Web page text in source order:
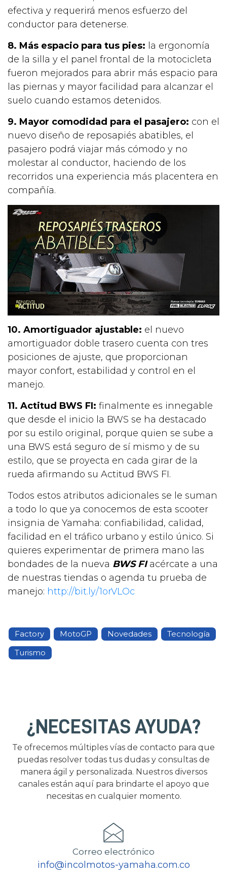
efectiva y requerirá menos esfuerzo del
conductor para detenerse.
8. Más espacio para tus pies: la ergonomía
de la silla y el panel frontal de la motocicleta
fueron mejorados para abrir más espacio para
las piernas y mayor facilidad para alcanzar el
suelo cuando estamos detenidos.
9. Mayor comodidad para el pasajero: con el
nuevo diseño de reposapiés abatibles, el
pasajero podrá viajar más cómodo y no
molestar al conductor, haciendo de los
recorridos una experiencia más placentera en
compañía.
10. Amortiguador ajustable: el nuevo
amortiguador doble trasero cuenta con tres
posiciones de ajuste, que proporcionan
mayor confort, estabilidad y control en el
manejo.
11. Actitud BWS FI: finalmente es innegable
que desde el inicio la BWS se ha destacado
por su estilo original, porque quien se sube a
una BWS está seguro de sí mismo y de su
estilo, que se proyecta en cada girar de la
rueda afirmando su Actitud BWS FI.
Todos estos atributos adicionales se le suman
a todo lo que ya conocemos de esta scooter
insignia de Yamaha: confiabilidad, calidad,
facilidad en el tráfico urbano y estilo único. Si
quieres experimentar de primera mano las
bondades de la nueva BWS FIacércate a una
de nuestras tiendas o agenda tu prueba de
manejo: http://bit.ly/1orVLOc
Factory MotoGP Novedades
Tecnología
Turismo
¿NECESITAS AYUDA?
Te ofrecemos múltiples vías de contacto para que
puedas resolver todas tus dudas y consultas de
manera ágil y personalizada. Nuestros diversos
canales están aquí para brindarte el apoyo que
necesitas en cualquier momento.
Correo electrónico
info@incolmotos-yamaha.com.co